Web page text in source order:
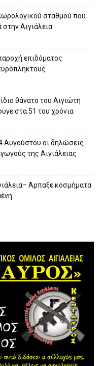
σταθμού που
Αιγιάλεια
επιδόματος
θάνατο του Αιγιώτη
στα 51 του χρόνια
Αυγούστου οι δηλώσεις
της Αιγιάλειας
Άρπαξε κοσμήματα